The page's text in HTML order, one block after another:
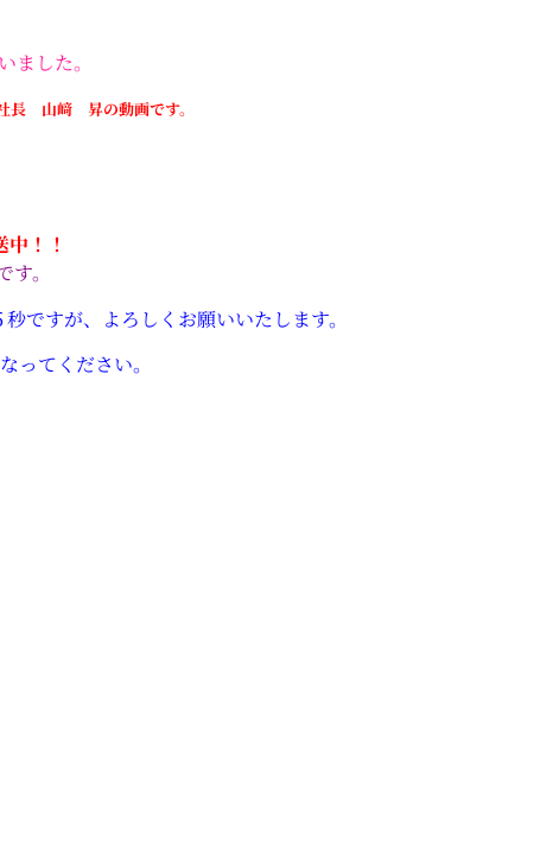
した。
長 山﨑 昇の動画です。
！！
。
ですが、よろしくお願いいたします。
ってください。